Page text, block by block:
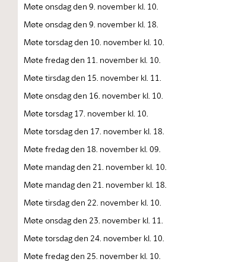
Møte onsdag den 9. november kl. 10.
Møte onsdag den 9. november kl. 18.
Møte torsdag den 10. november kl. 10.
Møte fredag den 11. november kl. 10.
Møte tirsdag den 15. november kl. 11.
Møte onsdag den 16. november kl. 10.
Møte torsdag 17. november kl. 10.
Møte torsdag den 17. november kl. 18.
Møte fredag den 18. november kl. 09.
Møte mandag den 21. november kl. 10.
Møte mandag den 21. november kl. 18.
Møte tirsdag den 22. november kl. 10.
Møte onsdag den 23. november kl. 11.
Møte torsdag den 24. november kl. 10.
Møte fredag den 25. november kl. 10.